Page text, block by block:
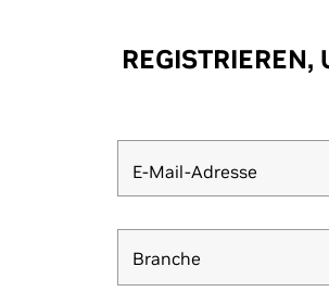
E-Mail-Adresse
Branche
Branche